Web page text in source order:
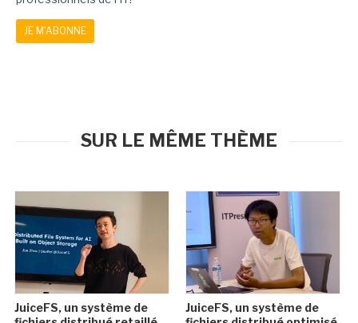
JE M'ABONNE
SUR LE MÊME THÈME
JuiceFS, un système de
JuiceFS, un système de